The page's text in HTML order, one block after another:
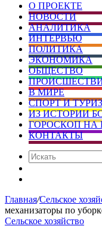
О ПРОЕКТЕ
НОВОСТИ
АНАЛИТИКА
ИНТЕРВЬЮ
ПОЛИТИКА
ЭКОНОМИКА
ОБЩЕСТВО
В МИРЕ
СПОРТ И
ИЗ ИСТОРИИ
ГОРОСКОП НА
КОНТАКТЫ
Главная/Сельское
механизаторы по
Сельское хозяйство